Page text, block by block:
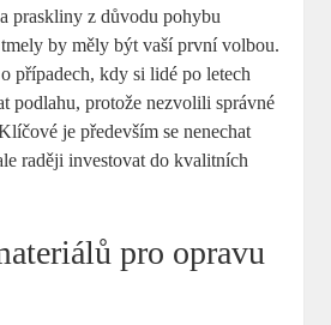
praskliny z důvodu pohybu
by měly být vaší první volbou.
případech, kdy si lidé po letech
podlahu, protože nezvolili správné
je především se nenechat
raději investovat do kvalitních
pro opravu